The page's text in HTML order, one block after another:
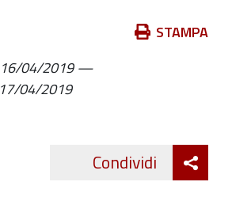
STAMPA
16/04/2019—
17/04/2019
Condividi